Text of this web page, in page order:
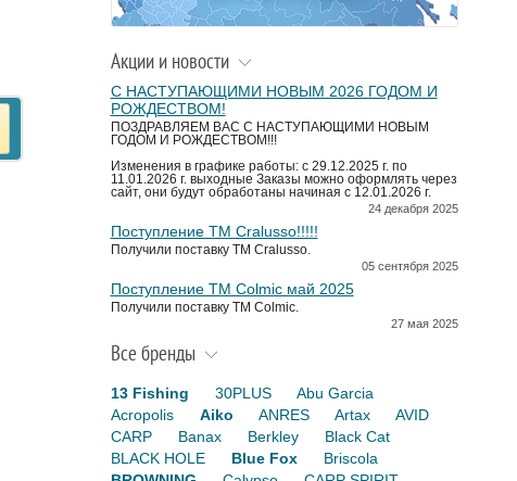
Акции и новости
С НАСТУПАЮЩИМИ НОВЫМ 2026 ГОДОМ И
РОЖДЕСТВОМ!
ПОЗДРАВЛЯЕМ ВАС С НАСТУПАЮЩИМИ НОВЫМ
ГОДОМ И РОЖДЕСТВОМ!!!
Изменения в графике работы: с 29.12.2025 г. по
11.01.2026 г. выходные Заказы можно оформлять через
сайт, они будут обработаны начиная с 12.01.2026 г.
24 декабря 2025
Поступление TM Cralusso!!!!!
Получили поставку ТМ Cralusso.
05 сентября 2025
Поступление TM Colmic май 2025
Получили поставку ТМ Colmic.
27 мая 2025
Все бренды
13 Fishing 30PLUS
Abu Garcia
Acropolis
Aiko ANRES Artax
AVID
CARP
Banax Berkley
Black Cat
BLACK HOLE
Blue Fox
Briscola